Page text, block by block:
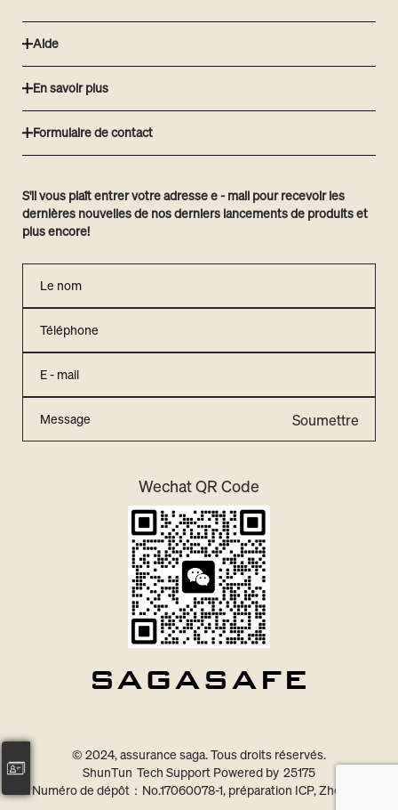
Aide
En savoir plus
Formulaire de contact
S'il vous plaît entrer votre adresse e - mail pour recevoir les
dernières nouvelles de nos derniers lancements de produits et
plus encore!
Soumettre
Wechat QR Code
© 2024, assurance saga. Tous droits réservés.
ShunTun Tech Support Powered by 25175
Numéro de dépôt： No.17060078-1, préparation ICP, Zhejiang